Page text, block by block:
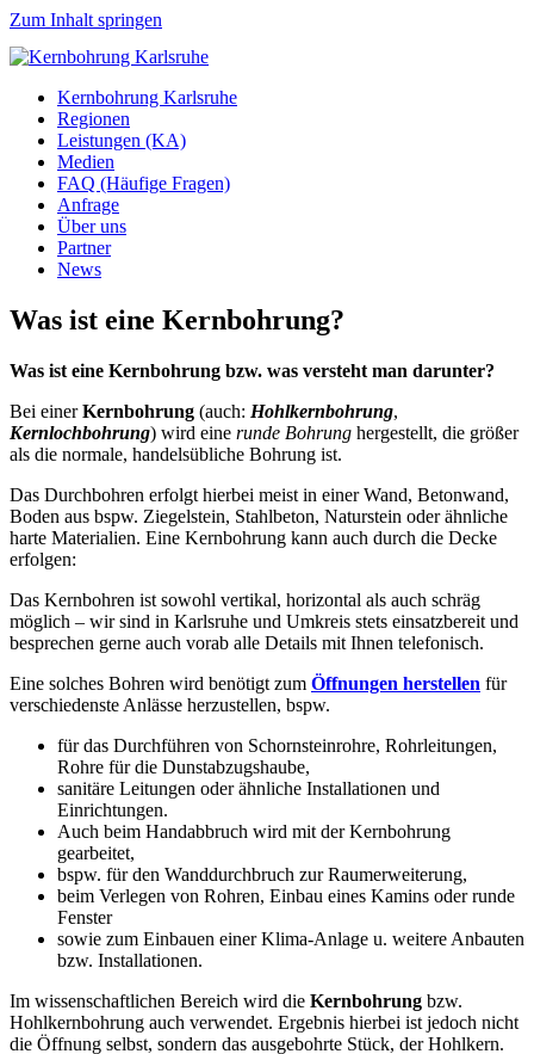
Zum Inhalt springen
Kernbohrung Karlsruhe
Regionen
Leistungen (KA)
Medien
FAQ (Häufige Fragen)
Anfrage
Über uns
Partner
News
Was ist eine Kernbohrung?
Was ist eine Kernbohrung bzw. was versteht man darunter?
Bei einerKernbohrung (auch: Hohlkernbohrung,
Kernlochbohrung) wird eine runde Bohrung hergestellt, die größer
als die normale, handelsübliche Bohrung ist.
Das Durchbohren erfolgt hierbei meist in einer Wand, Betonwand,
Boden aus bspw. Ziegelstein, Stahlbeton, Naturstein oder ähnliche
harte Materialien. Eine Kernbohrung kann auch durch die Decke
erfolgen:
Das Kernbohren ist sowohl vertikal, horizontal als auch schräg
möglich – wir sind in Karlsruhe und Umkreis stets einsatzbereit und
besprechen gerne auch vorab alle Details mit Ihnen telefonisch.
Eine solches Bohren wird benötigt zum Öffnungen herstellen für
verschiedenste Anlässe herzustellen, bspw.
für das Durchführen von Schornsteinrohre, Rohrleitungen,
Rohre für die Dunstabzugshaube,
sanitäre Leitungen oder ähnliche Installationen und
Einrichtungen.
Auch beim Handabbruch wird mit der Kernbohrung
gearbeitet,
bspw. für den Wanddurchbruch zur Raumerweiterung,
beim Verlegen von Rohren, Einbau eines Kamins oder runde
Fenster
sowie zum Einbauen einer Klima-Anlage u. weitere Anbauten
bzw. Installationen.
Im wissenschaftlichen Bereich wird die Kernbohrung bzw.
Hohlkernbohrung auch verwendet. Ergebnis hierbei ist jedoch nicht
die Öffnung selbst, sondern das ausgebohrte Stück, der Hohlkern.